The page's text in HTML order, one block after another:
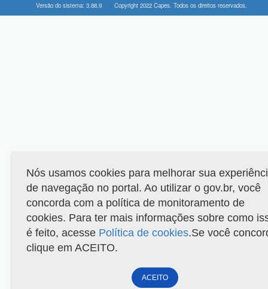
Versão do sistema: 3.88.9 Copyright 2022 Capes. Todos os direitos reservados.
Nós usamos cookies para melhorar sua
de navegação no portal. Ao utilizar o gov.br, você
concorda com a política de monitoramento de
cookies. Para ter mais informações sobre como
é feito, acesse Política de cookies.Se você
clique em ACEITO.
ACEITO